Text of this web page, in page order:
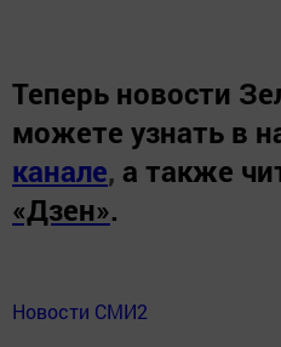
Теперь новости
можете узнать в
канале, а также
«Дзен».
Новости СМИ2